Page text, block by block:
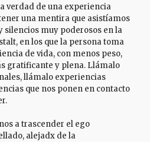
verdad de una experiencia
una mentira que asistíamos
silencios muy poderosos en la
en los que la persona toma
de vida, con menos peso,
gratificante y plena. Llámalo
llámalo experiencias
que nos ponen en contacto
a trascender el ego
alejadx de la